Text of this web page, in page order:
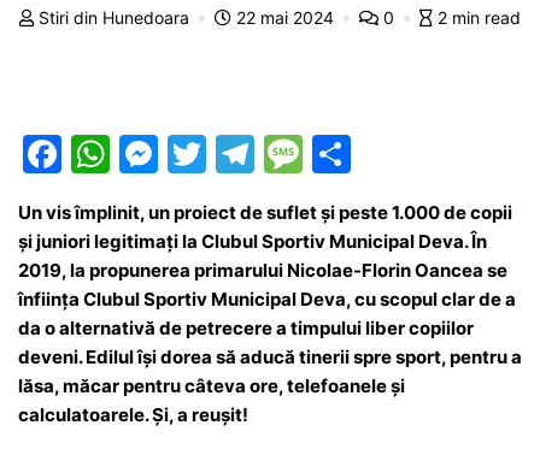
Stiri din Hunedoara 22 mai 2024 0 2 min read
F
a
c
e
b
o
o
k
W
h
at
s
A
p
p
M
s
s
e
n
g
er
T
itt
er
T
e
gr
a
m
M
s
s
a
g
e
ta
je
a
z
ă
Un vis împlinit, un proiect de suflet și peste 1.000 de copii
și juniori legitimați la Clubul Sportiv Municipal Deva. În
2019, la propunerea primarului Nicolae-Florin Oancea se
înființa Clubul Sportiv Municipal Deva, cu scopul clar de a
da o alternativă de petrecere a timpului liber copiilor
deveni. Edilul își dorea să aducă tinerii spre sport, pentru a
lăsa, măcar pentru câteva ore, telefoanele și
calculatoarele. Și, a reușit!